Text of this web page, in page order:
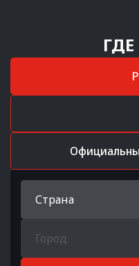
Страна
Город